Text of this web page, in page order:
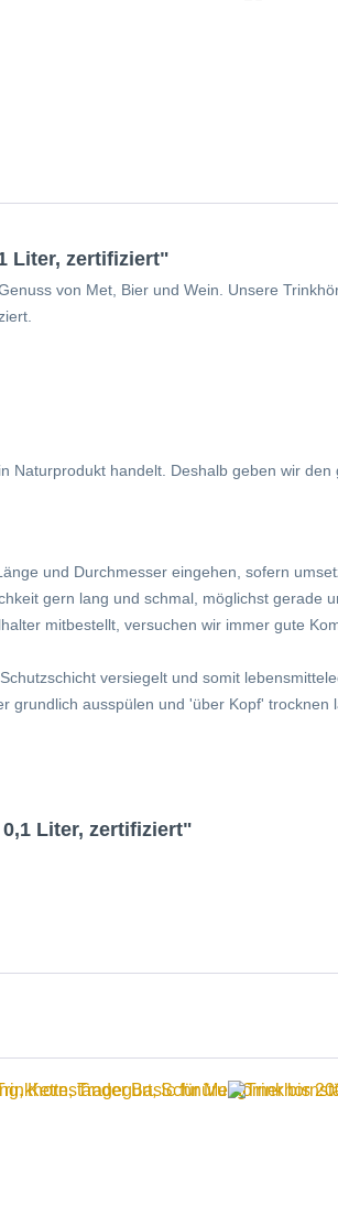
Liter, zertifiziert"
von Met, Bier und Wein. Unsere
Naturprodukt handelt. Deshalb geben wir
und Durchmesser eingehen, sofern
gern lang und schmal, möglichst gerade
mitbestellt, versuchen wir immer gute
versiegelt und somit
ausspülen und 'über Kopf'
Liter, zertifiziert"